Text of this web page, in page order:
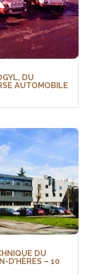
DU
AUTOMOBILE
DU
D’HÈRES – 10